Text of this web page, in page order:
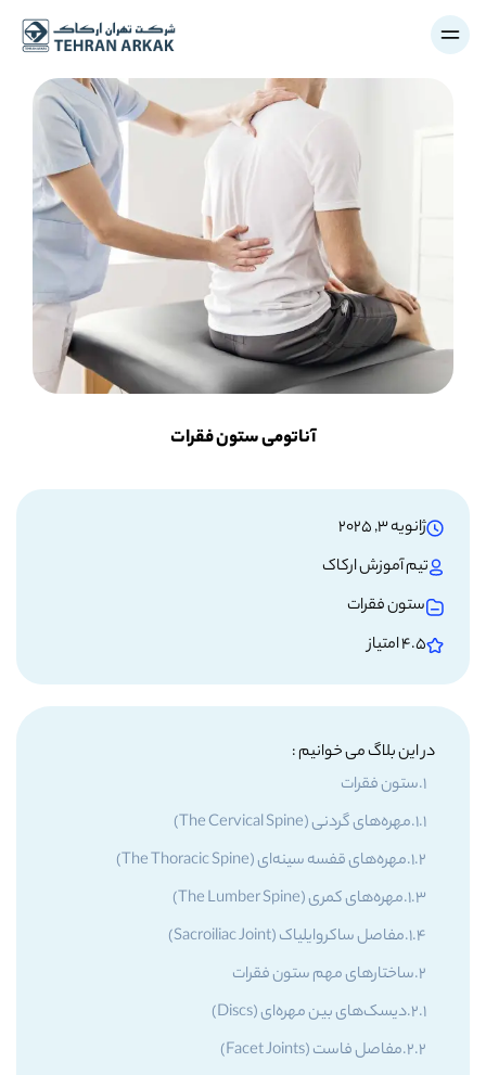
آناتومی ستون فقرات
ژانویه 3, 2025
تیم آموزش ارکاک
ستون فقرات
4.5 امتیاز
در این بلاگ می خوانیم :
ستون فقرات
مهره‌های گردنی (The Cervical Spine)
مهره‌های قفسه سینه‌ای (The Thoracic Spine)
مهره‌های کمری (The Lumber Spine)
مفاصل ساکروایلیاک (Sacroiliac Joint)
ساختارهای مهم ستون فقرات
دیسک‌های بین مهره‌ای (Discs)
مفاصل فاست (Facet Joints)